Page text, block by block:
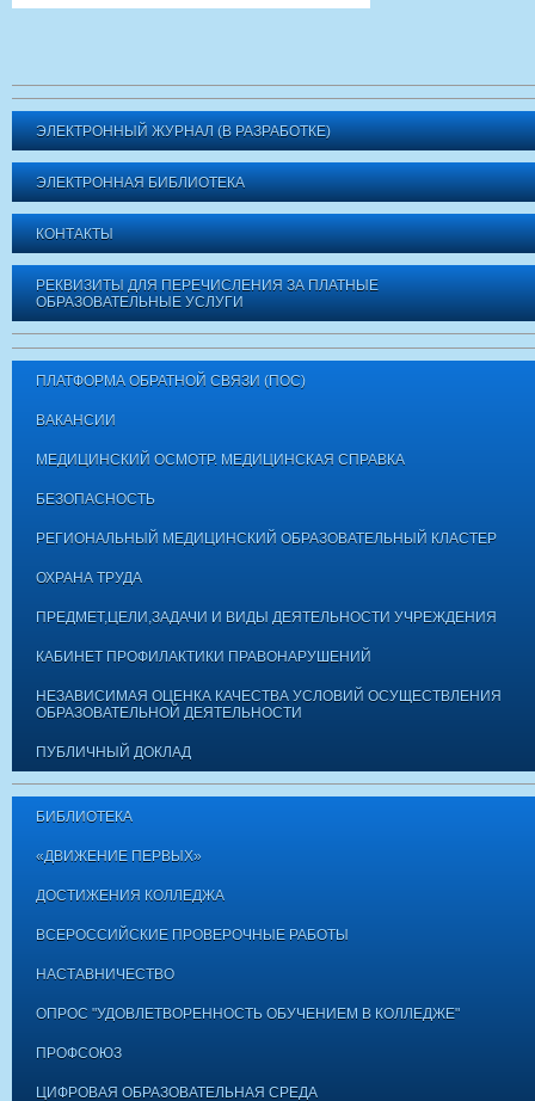
ЭЛЕКТРОННЫЙ ЖУРНАЛ (В РАЗРАБОТКЕ)
ЭЛЕКТРОННАЯ БИБЛИОТЕКА
КОНТАКТЫ
РЕКВИЗИТЫ ДЛЯ ПЕРЕЧИСЛЕНИЯ ЗА ПЛАТНЫЕ
ОБРАЗОВАТЕЛЬНЫЕ УСЛУГИ
ПЛАТФОРМА ОБРАТНОЙ СВЯЗИ (ПОС)
ВАКАНСИИ
МЕДИЦИНСКИЙ ОСМОТР. МЕДИЦИНСКАЯ СПРАВКА
БЕЗОПАСНОСТЬ
РЕГИОНАЛЬНЫЙ МЕДИЦИНСКИЙ ОБРАЗОВАТЕЛЬНЫЙ КЛАСТЕР
ОХРАНА ТРУДА
ПРЕДМЕТ,ЦЕЛИ,ЗАДАЧИ И ВИДЫ ДЕЯТЕЛЬНОСТИ УЧРЕЖДЕНИЯ
КАБИНЕТ ПРОФИЛАКТИКИ ПРАВОНАРУШЕНИЙ
НЕЗАВИСИМАЯ ОЦЕНКА КАЧЕСТВА УСЛОВИЙ ОСУЩЕСТВЛЕНИЯ
ОБРАЗОВАТЕЛЬНОЙ ДЕЯТЕЛЬНОСТИ
ПУБЛИЧНЫЙ ДОКЛАД
БИБЛИОТЕКА
«ДВИЖЕНИЕ ПЕРВЫХ»
ДОСТИЖЕНИЯ КОЛЛЕДЖА
ВСЕРОССИЙСКИЕ ПРОВЕРОЧНЫЕ РАБОТЫ
НАСТАВНИЧЕСТВО
ОПРОС "УДОВЛЕТВОРЕННОСТЬ ОБУЧЕНИЕМ В КОЛЛЕДЖЕ"
ПРОФСОЮЗ
ЦИФРОВАЯ ОБРАЗОВАТЕЛЬНАЯ СРЕДА